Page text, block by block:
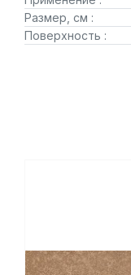
Размер, см :
Поверхность :